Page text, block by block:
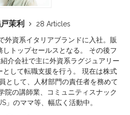
茉利
28 Articles
外資系イタリアブランドに入社。販
トップセールスとなる。 その後フ
介会社で主に外資系ラグジュアリー
として転職支援を行う。 現在は株式
として、人材部門の責任者を務めて
院の講師業、コミュニティスナック
」のママ等、幅広く活動中。